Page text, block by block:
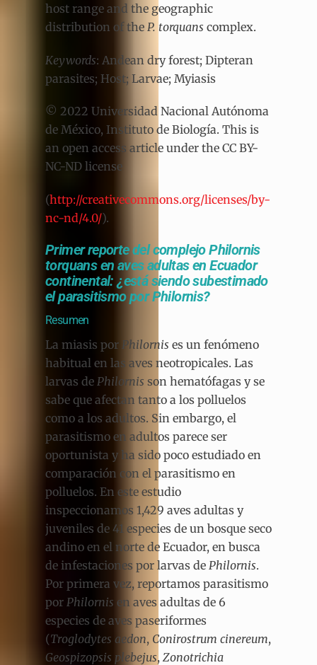
host range and the geographic
distribution of the P. torquans complex.
Keywords: Andean dry forest; Dipteran
parasites; Host; Larvae; Myiasis
© 2022 Universidad Nacional Autónoma
de México, Instituto de Biología. This is
an open access article under the CC BY-
NC-ND license
(http://creativecommons.org/licenses/by-
nc-nd/4.0/).
Primer reporte del complejo Philornis
torquans en aves adultas en Ecuador
continental: ¿está siendo subestimado
el parasitismo por Philornis?
Resumen
La miasis por Philornis es un fenómeno
habitual en las aves neotropicales. Las
larvas de Philornis son hematófagas y se
sabe que afectan tanto a los polluelos
como a los adultos. Sin embargo, el
parasitismo en adultos parece ser
oportunista y ha sido poco estudiado en
comparación con el parasitismo en
polluelos. En este estudio
inspeccionamos 1,429 aves adultas y
juveniles de 41 especies de un bosque seco
andino en el norte de Ecuador, en busca
de infestaciones por larvas de Philornis.
Por primera vez, reportamos parasitismo
por Philornis en aves adultas de 6
especies de aves paseriformes
(Troglodytes aedon, Conirostrum cinereum,
Geospizopsis plebejus, Zonotrichia